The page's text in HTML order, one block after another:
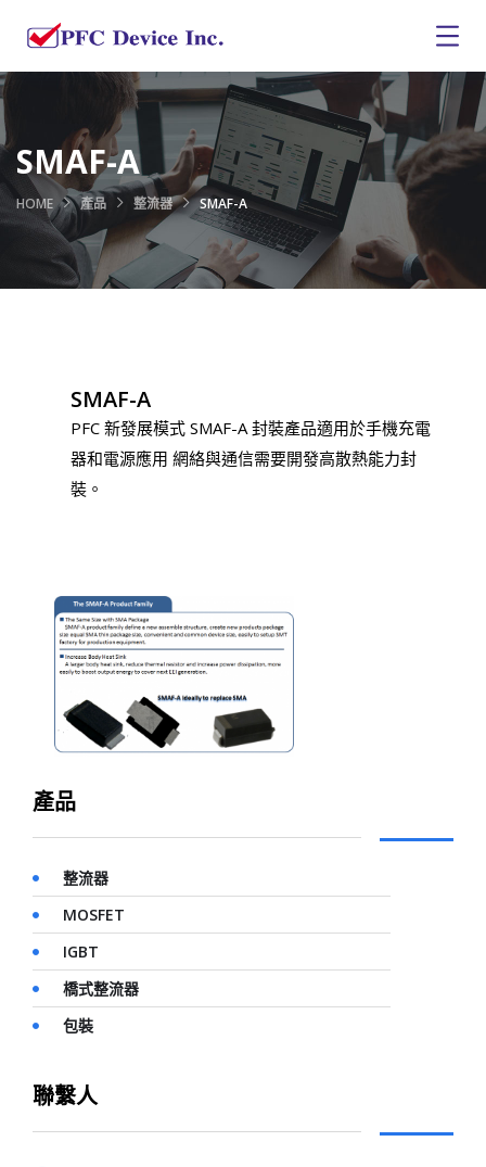
SMAF-A
HOME 產品 整流器 SMAF-A
產品
整流器
MOSFET
IGBT
橋式整流器
包裝
聯繫人
SMAF-A
PFC 新發展模式 SMAF-A 封裝產品適用於手機充電
器和電源應用 網絡與通信需要開發高散熱能力封
裝。